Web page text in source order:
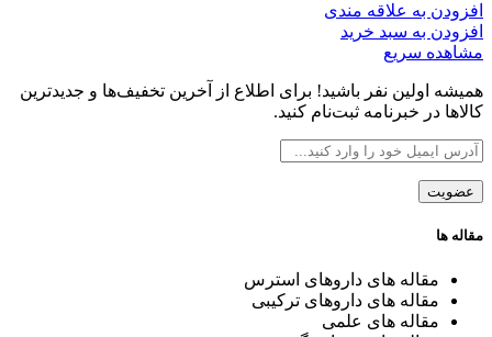
افزودن به علاقه مندی
افزودن به سبد خرید
مشاهده سریع
همیشه اولین نفر باشید! برای اطلاع از آخرین تخفیف‌ها و جدیدترین
کالاها در خبرنامه ثبت‌نام کنید.
مقاله ها
مقاله های داروهای استرس
مقاله های داروهای ترکیبی
مقاله های علمی